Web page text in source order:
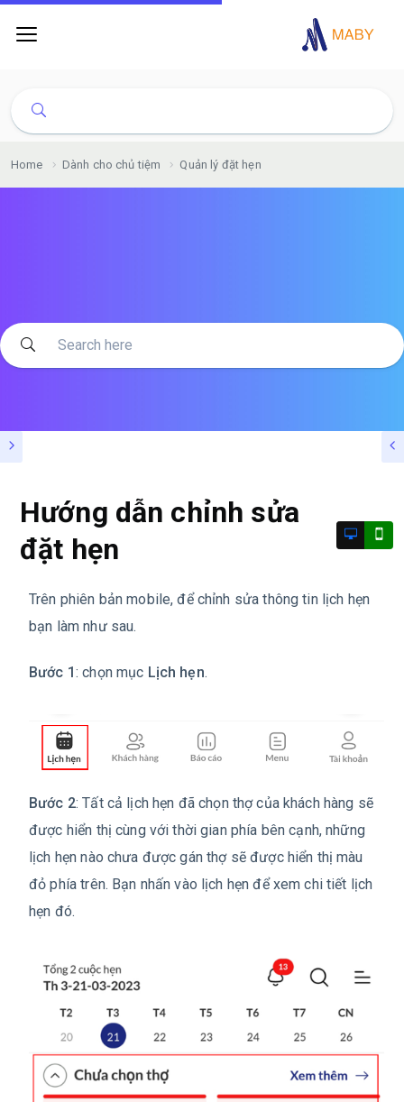
Home Dành cho chủ tiệm Quản lý đặt hẹn
Hướng dẫn chỉnh sửa
đặt hẹn
Trên phiên bản mobile, để chỉnh sửa thông tin lịch hẹn
bạn làm như sau.
Bước 1: chọn mục Lịch hẹn.
Bước 2: Tất cả lịch hẹn đã chọn thợ của khách hàng sẽ
được hiển thị cùng với thời gian phía bên cạnh, những
lịch hẹn nào chưa được gán thợ sẽ được hiển thị màu
đỏ phía trên. Bạn nhấn vào lịch hẹn để xem chi tiết lịch
hẹn đó.